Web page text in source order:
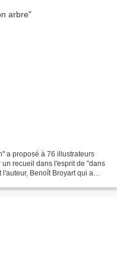
a proposé à 76 illustrateurs
recueil dans l'esprit de "dans
Benoît Broyart qui a